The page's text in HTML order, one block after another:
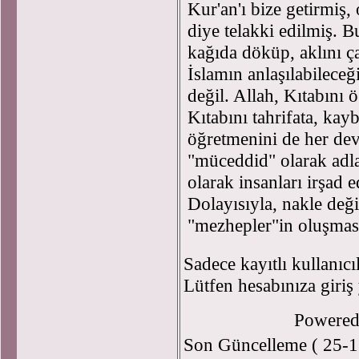
Kur'an'ı bize getirmiş,
diye telakki edilmiş.
kağıda döküp, aklını
İslamın
değil. Allah, Kıtabını
Kıtabını tahrifata,
öğretmenini de her
"müceddid" olarak
olarak insanları irşad
Dolayısıyla, nakle
"mezhepler"in
Sadece kayıtlı
Lütfen hesabınıza
Son Güncelleme ( 25-